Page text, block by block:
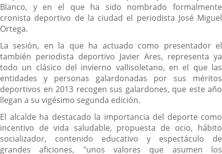
Blanco, y en el que ha sido nombrado formalmente
cronista deportivo de la ciudad el periodista José Miguel
Ortega.
La sesión, en la que ha actuado como presentador el
también periodista deportivo Javier Ares, representa ya
todo un clásico del invierno vallisoletano, en el que las
entidades y personas galardonadas por sus méritos
deportivos en 2013 recogen sus galardones, que este año
llegan a su vigésimo segunda edición.
El alcalde ha destacado la importancia del deporte como
incentivo de vida saludable, propuesta de ocio, hábito
socializador, contenido educativo y espectáculo de
grandes aficiones, "unos valores que asumen los